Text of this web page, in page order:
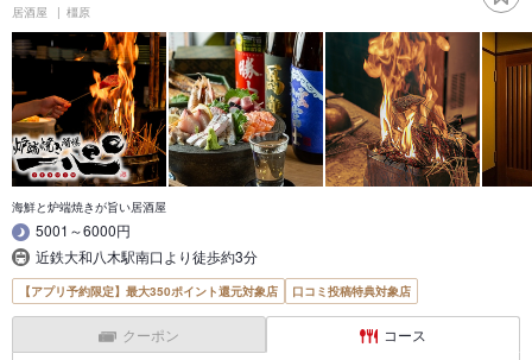
居酒屋 橿原
海鮮と炉端焼きが旨い居酒屋
5001～6000円
近鉄大和八木駅南口より徒歩約3分
【アプリ予約限定】最大350ポイント還元対象店 口コミ投稿特典対象店
クーポン コース